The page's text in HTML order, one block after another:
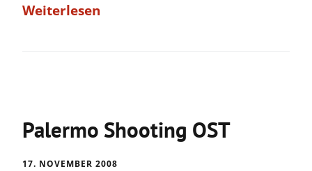
Weiterlesen
Palermo Shooting OST
17. NOVEMBER 2008